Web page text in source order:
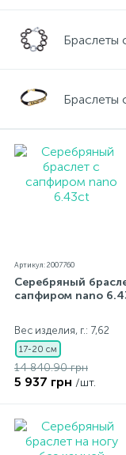
Браслеты
Браслеты
Артикул: 2007760
Серебряный
сапфиром nano
Вес изделия, г.: 7,62
17-20 см
14 840.90 грн
5 937 грн /шт.